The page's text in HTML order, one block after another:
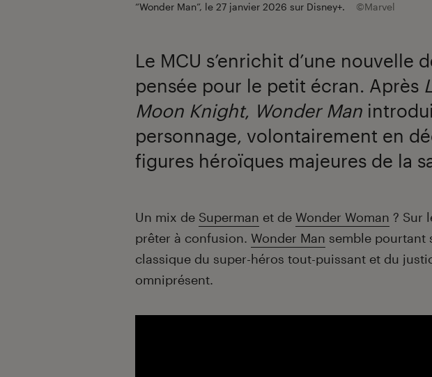
“Wonder Man”, le 27 janvier 2026 sur Disney+. ©Marvel
Le MCU s’enrichit d’une nouvelle
pensée pour le petit écran. Après
Moon Knight, Wonder Man
personnage, volontairement en
figures héroïques majeures de la
Introduction
Un mix de Superman et de Wonder Woman ? Sur
prêter à confusion. Wonder Man semble pourtant
classique du super-héros tout-puissant et du
omniprésent.